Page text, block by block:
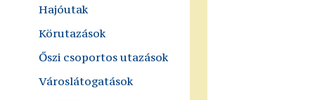
Hajóutak
Körutazások
Őszi csoportos utazások
Városlátogatások